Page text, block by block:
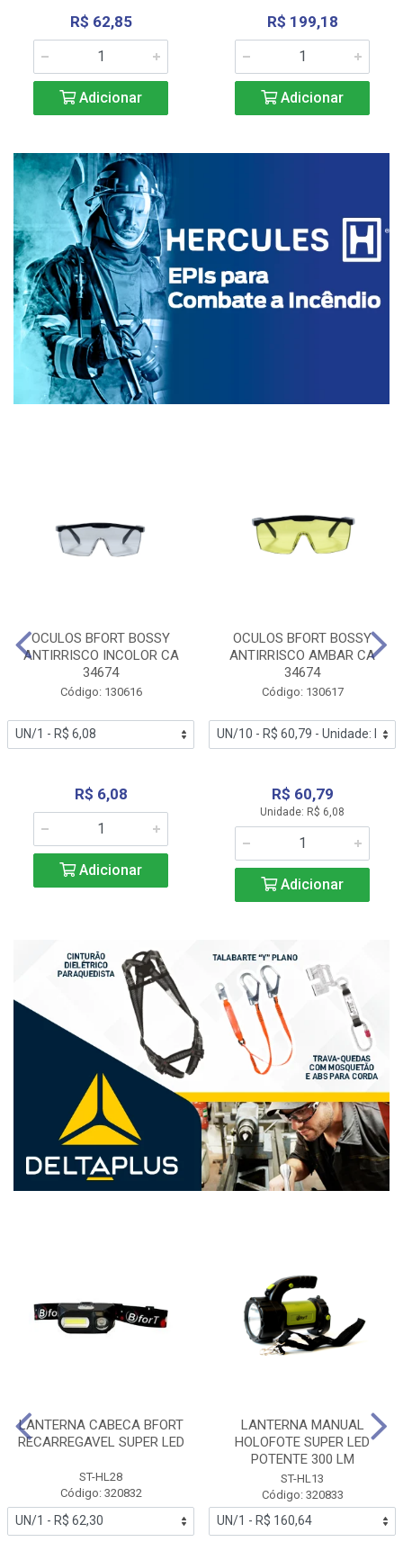
R$ 62,85
Adicionar
R$ 199,18
Adicionar
OCULOS BFORT BOSSY
ANTIRRISCO INCOLOR CA
34674
Código: 130616
R$ 6,08
Adicionar
OCULOS BFORT BOSSY
ANTIRRISCO AMBAR CA
34674
Código: 130617
R$ 60,79
Unidade: R$ 6,08
Adicionar
LANTERNA CABECA BFORT
RECARREGAVEL SUPER LED
ST-HL28
Código: 320832
LANTERNA MANUAL
HOLOFOTE SUPER LED
POTENTE 300 LM
ST-HL13
Código: 320833